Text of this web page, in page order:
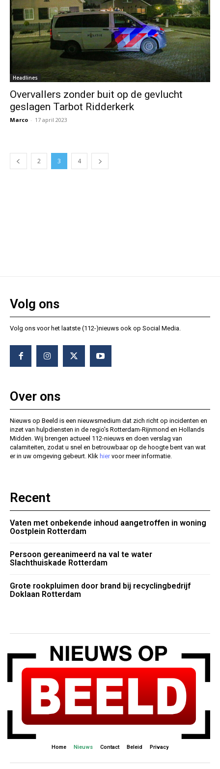
Headlines
Overvallers zonder buit op de gevlucht
geslagen Tarbot Ridderkerk
Marco - 17 april 2023
2 3 4
Volg ons
Volg ons voor het laatste (112-)nieuws ook op Social Media.
Over ons
Nieuws op Beeld is een nieuwsmedium dat zich richt op incidenten en
inzet van hulpdiensten in de regio’s Rotterdam-Rijnmond en Hollands
Midden. Wij brengen actueel 112-nieuws en doen verslag van
calamiteiten, zodat u snel en betrouwbaar op de hoogte bent van wat
er in uw omgeving gebeurt. Klik hiervoor meer informatie.
Recent
Vaten met onbekende inhoud aangetroffen in woning
Oostplein Rotterdam
Persoon gereanimeerd na val te water
Slachthuiskade Rotterdam
Grote rookpluimen door brand bij recyclingbedrijf
Doklaan Rotterdam
Home Nieuws Contact Beleid Privacy